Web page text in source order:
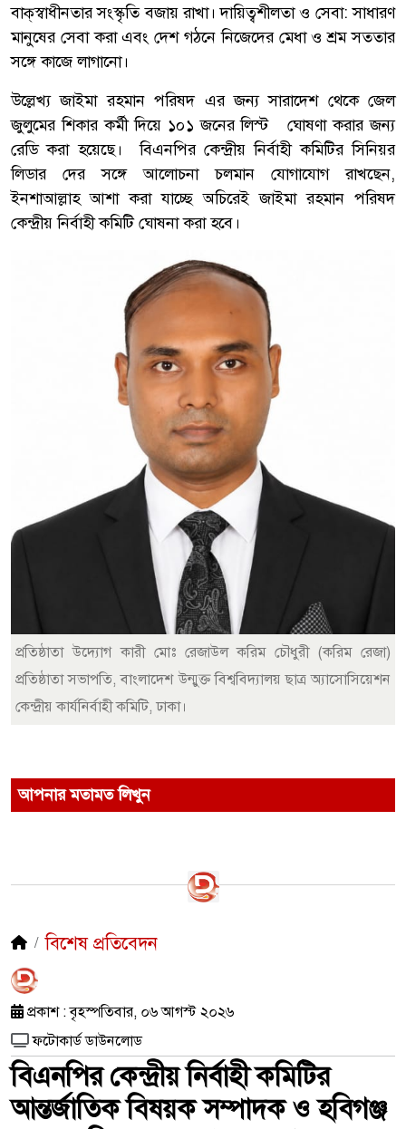
বাক্‌স্বাধীনতার সংস্কৃতি বজায় রাখা। দায়িত্বশীলতা ও সেবা: সাধারণ
মানুষের সেবা করা এবং দেশ গঠনে নিজেদের মেধা ও শ্রম সততার
সঙ্গে কাজে লাগানো।
উল্লেখ্য জাইমা রহমান পরিষদ এর জন্য সারাদেশ থেকে জেল
জুলুমের শিকার কর্মী দিয়ে ১০১ জনের লিস্ট ঘোষণা করার জন্য
রেডি করা হয়েছে। বিএনপির কেন্দ্রীয় নির্বাহী কমিটির সিনিয়র
লিডার দের সঙ্গে আলোচনা চলমান যোগাযোগ রাখছেন,
ইনশাআল্লাহ আশা করা যাচ্ছে অচিরেই জাইমা রহমান পরিষদ
কেন্দ্রীয় নির্বাহী কমিটি ঘোষনা করা হবে।
প্রতিষ্ঠাতা উদ্যোগ কারী মোঃ রেজাউল করিম চৌধুরী (করিম রেজা)
প্রতিষ্ঠাতা সভাপতি, বাংলাদেশ উন্মুক্ত বিশ্ববিদ্যালয় ছাত্র অ্যাসোসিয়েশন
কেন্দ্রীয় কার্যনির্বাহী কমিটি, ঢাকা।
আপনার মতামত লিখুন
বিশেষ প্রতিবেদন
প্রকাশ : বৃহস্পতিবার, ০৬ আগস্ট ২০২৬
ফটোকার্ড ডাউনলোড
বিএনপির কেন্দ্রীয় নির্বাহী কমিটির
আন্তর্জাতিক বিষয়ক সম্পাদক ও হবিগঞ্জ